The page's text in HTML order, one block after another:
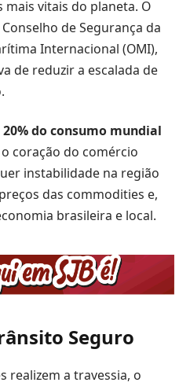
vitais do planeta. O
de Segurança da
Internacional (OMI),
de reduzir a escalada de
20% do consumo mundial
coração do comércio
instabilidade na região
das commodities e,
brasileira e local.
Seguro
realizem a travessia, o